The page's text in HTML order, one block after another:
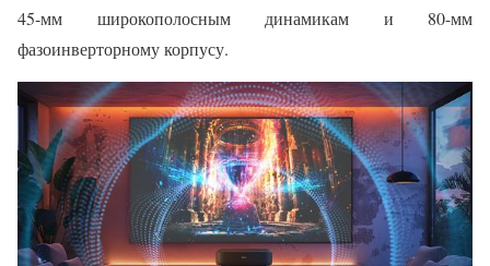
45-мм широкополосным динамикам и 80-мм
фазоинверторному корпусу.